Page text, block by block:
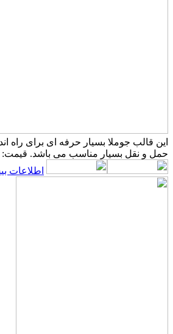
این قالب جوملا بسیار حرفه ای برای راه
حمل و نقل بسیار مناسب می باشد. قیمت: 150,000 تومان
اطلاعات